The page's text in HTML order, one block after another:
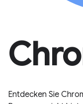
Entdecken Sie